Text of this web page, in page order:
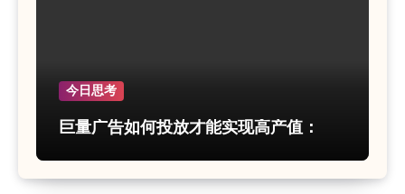
今日思考
巨量广告如何投放才能实现高产值：